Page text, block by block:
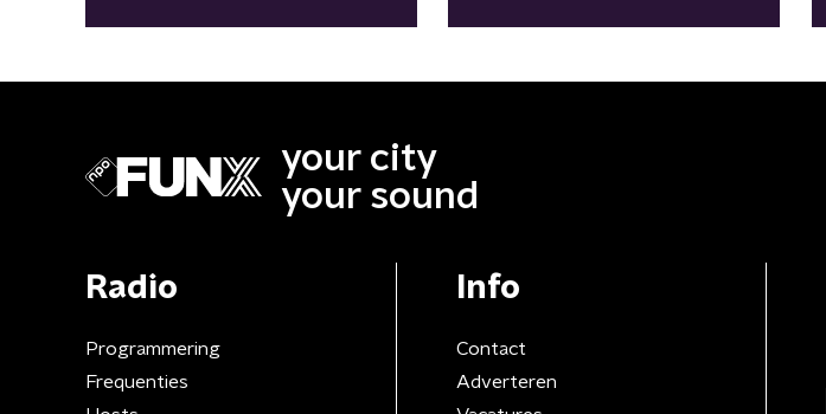
your city
your sound
Radio
Programmering
Frequenties
Info
Contact
Adverteren